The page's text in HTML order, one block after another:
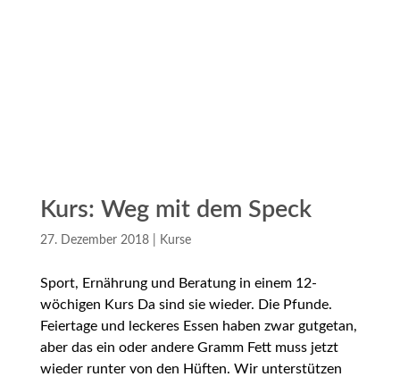
Kurs: Weg mit dem Speck
27. Dezember 2018| Kurse
Sport, Ernährung und Beratung in einem 12-
wöchigen Kurs Da sind sie wieder. Die Pfunde.
Feiertage und leckeres Essen haben zwar gutgetan,
aber das ein oder andere Gramm Fett muss jetzt
wieder runter von den Hüften. Wir unterstützen